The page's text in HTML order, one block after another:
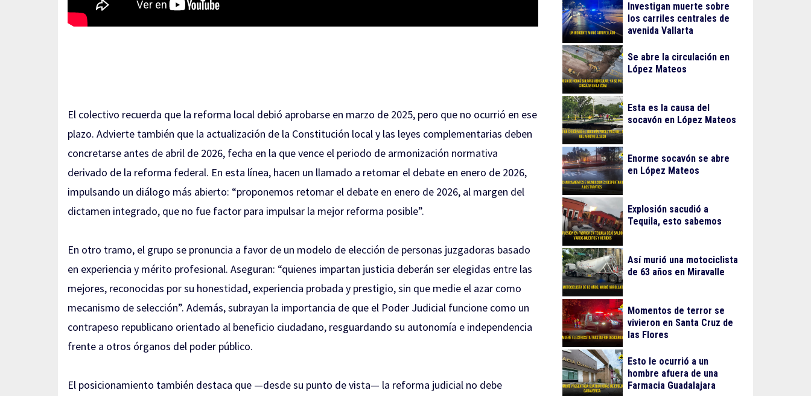
El colectivo recuerda que la reforma local debió aprobarse en marzo de 2025, pero que no ocurrió en ese
plazo. Advierte también que la actualización de la Constitución local y las leyes complementarias deben
concretarse antes de abril de 2026, fecha en la que vence el periodo de armonización normativa
derivado de la reforma federal. En esta línea, hacen un llamado a retomar el debate en enero de 2026,
impulsando un diálogo más abierto: “proponemos retomar el debate en enero de 2026, al margen del
dictamen integrado, que no fue factor para impulsar la mejor reforma posible”.
En otro tramo, el grupo se pronuncia a favor de un modelo de elección de personas juzgadoras basado
en experiencia y mérito profesional. Aseguran: “quienes impartan justicia deberán ser elegidas entre las
mejores, reconocidas por su honestidad, experiencia probada y prestigio, sin que medie el azar como
mecanismo de selección”. Además, subrayan la importancia de que el Poder Judicial funcione como un
contrapeso republicano orientado al beneficio ciudadano, resguardando su autonomía e independencia
frente a otros órganos del poder público.
El posicionamiento también destaca que —desde su punto de vista— la reforma judicial no debe
Investigan muerte sobre
los carriles centrales de
avenida Vallarta
Se abre la circulación en
López Mateos
Esta es la causa del
socavón en López Mateos
Enorme socavón se abre
en López Mateos
Explosión sacudió a
Tequila, esto sabemos
Así murió una motociclista
de 63 años en Miravalle
Momentos de terror se
vivieron en Santa Cruz de
las Flores
Esto le ocurrió a un
hombre afuera de una
Farmacia Guadalajara